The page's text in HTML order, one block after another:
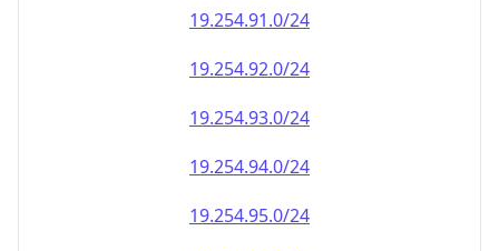
19.254.91.0/24
19.254.92.0/24
19.254.93.0/24
19.254.94.0/24
19.254.95.0/24